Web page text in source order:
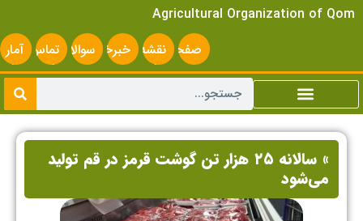
Agricultural Organization of Qom
صفحه
اصلی
نقشه
سایت
خبرخوانسوالات
متداول
تماس
با ما
آمار
» سالانه ۲۵ هزار تن گوشت قرمز در قم تولید
می‌شود